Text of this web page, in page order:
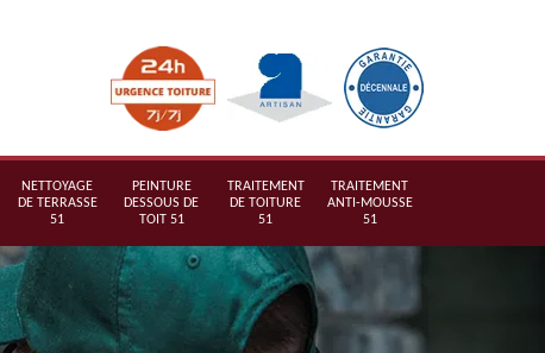
NETTOYAGE
DE TERRASSE
51
PEINTURE
DESSOUS DE
TOIT 51
TRAITEMENT
DE TOITURE
51
TRAITEMENT
ANTI-MOUSSE
51